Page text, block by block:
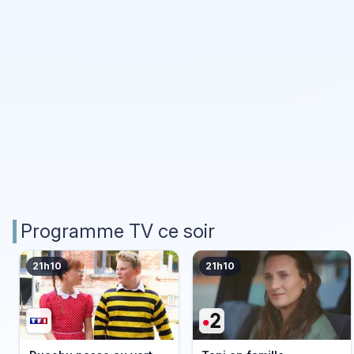
Programme TV ce soir
21h10 21h10